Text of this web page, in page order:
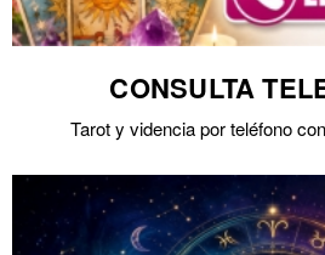
CONSULTA
Tarot y videncia por teléfono